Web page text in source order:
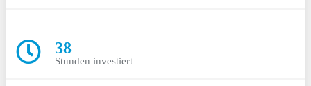
38
Stunden investiert